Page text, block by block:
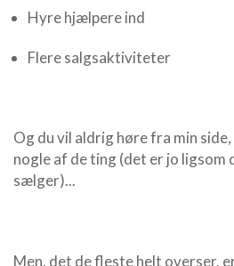
Hyre hjælpere ind
Flere salgsaktiviteter
Og du vil aldrig høre fra min
nogle af de ting(det er jo ligsom
sælger)...
Men, det de fleste helt overser,